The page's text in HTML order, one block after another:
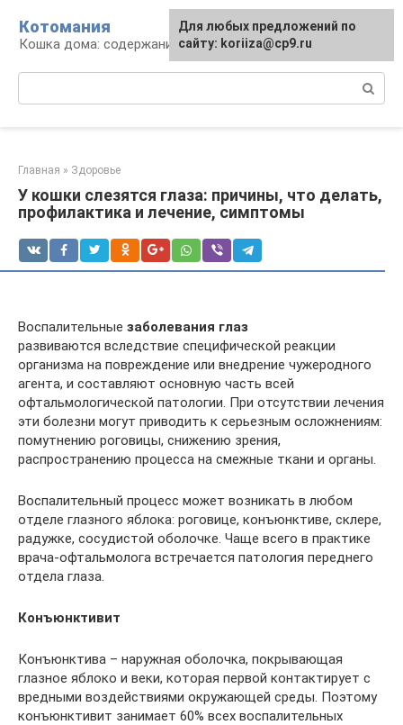
контенту
Котомания
Кошка дома: содержание и уход
Главная » Здоровье
У кошки слезятся глаза: причины, что делать,
профилактика и лечение, симптомы
Воспалительные заболевания глаз
развиваются вследствие специфической реакции
организма на повреждение или внедрение чужеродного
агента, и составляют основную часть всей
офтальмологической патологии. При отсутствии лечения
эти болезни могут приводить к серьезным осложнениям:
помутнению роговицы, снижению зрения,
распространению процесса на смежные ткани и органы.
Воспалительный процесс может возникать в любом
отделе глазного яблока: роговице, конъюнктиве, склере,
радужке, сосудистой оболочке. Чаще всего в практике
врача-офтальмолога встречается патология переднего
отдела глаза.
Конъюнктивит
Конъюнктива – наружная оболочка, покрывающая
глазное яблоко и веки, которая первой контактирует с
вредными воздействиями окружающей среды. Поэтому
конъюнктивит занимает 60% всех воспалительных
Для любых предложений по
сайту: koriiza@cp9.ru